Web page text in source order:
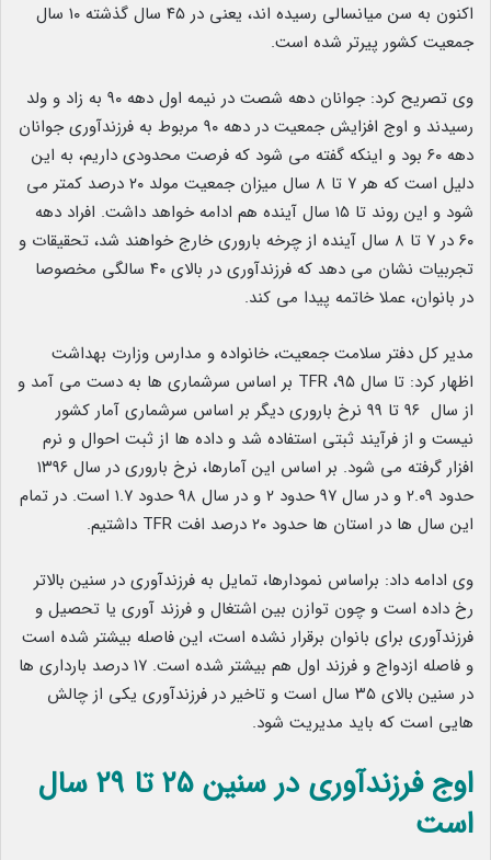
اکنون به سن میانسالی رسیده اند، یعنی در ۴۵ سال گذشته ١٠ سال
جمعیت کشور پیرتر شده است.
وی تصریح کرد: جوانان دهه شصت در نیمه اول دهه ۹۰ به زاد و ولد
رسیدند و اوج افزایش جمعیت در دهه ٩٠ مربوط به فرزندآوری جوانان
دهه ۶۰ بود و اینکه گفته می شود که فرصت محدودی داریم، به این
دلیل است که هر ٧ تا ٨ سال میزان جمعیت مولد ۲۰ درصد کمتر می
‌شود و این روند تا ۱۵ سال آینده هم ادامه خواهد داشت. افراد دهه
۶٠ در ٧ تا ٨ سال آینده از چرخه باروری خارج خواهند شد، تحقیقات و
تجربیات نشان می ‌دهد که فرزندآوری در بالای ۴٠ سالگی مخصوصا
در بانوان، عملا خاتمه پیدا می ‌کند.
مدیر کل دفتر سلامت جمعیت، خانواده و مدارس وزارت بهداشت
اظهار کرد: تا سال ۹۵، TFR بر اساس سرشماری ‌ها به دست می‌ آمد و
از سال ٩۶ تا ٩٩ نرخ باروری دیگر بر اساس سرشماری آمار کشور
نیست و از فرآیند ثبتی استفاده شد و داده‌ ها از ثبت احوال و نرم
افزار گرفته می ‌شود. بر اساس این آمارها، نرخ باروری در سال ۱۳۹۶
حدود ۲.۰۹ و در سال ۹۷ حدود ۲ و در سال ۹۸ حدود ۱.۷ است. در تمام
این سال‌ ها در استان‌ ها حدود ۲۰ درصد افت TFR داشتیم.
وی ادامه داد: براساس نمودارها، تمایل به فرزندآوری در سنین بالاتر
رخ داده است و چون توازن بین اشتغال و فرزند آوری یا تحصیل و
فرزندآوری برای بانوان برقرار نشده است، این فاصله بیشتر شده است
و فاصله ازدواج و فرزند اول هم بیشتر شده است. ١٧ درصد بارداری‌ ها
در سنین بالای ٣۵ سال است و تاخیر در فرزندآوری یکی از چالش
‌هایی است که باید مدیریت شود.
اوج فرزندآوری در سنین ٢۵ تا ٢٩ سال
است